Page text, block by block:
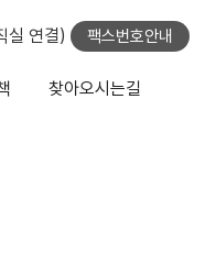
연결) 팩스번호안내
찾아오시는길